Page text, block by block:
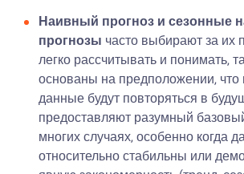
Наивный прогноз и сезонные
прогнозы часто выбирают за их
легко рассчитывать и понимать,
основаны на предположении,
данные будут повторяться в
предоставляют разумный
многих случаях, особенно когда
относительно стабильны или